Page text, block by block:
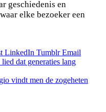
geschiedenis en
elke bezoeker een
LinkedIn Tumblr Email
dat generaties lang
vindt men de zogeheten